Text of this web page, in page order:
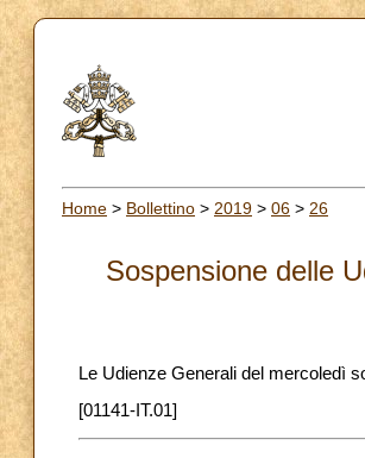
Home > Bollettino > 2019 > 06 > 26
Sospensione delle
Le Udienze Generali del mercoledì
[01141-IT.01]